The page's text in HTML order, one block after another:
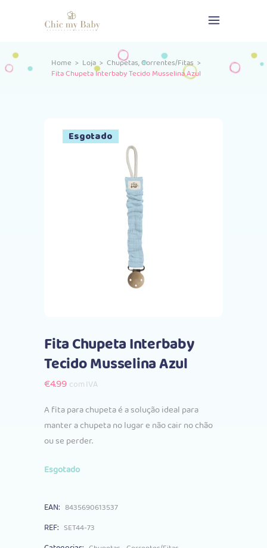
Home > Loja> Chupetas,Correntes/Fitas>
Fita Chupeta Interbaby Tecido Musselina Azul
Esgotado
Fita Chupeta Interbaby
Tecido Musselina Azul
€4.99 com IVA
A fita para chupeta é a solução ideal para
manter a chupeta no lugar e não cair no chão
ou se perder.
Esgotado
EAN: 8435690613537
REF: SET44-73